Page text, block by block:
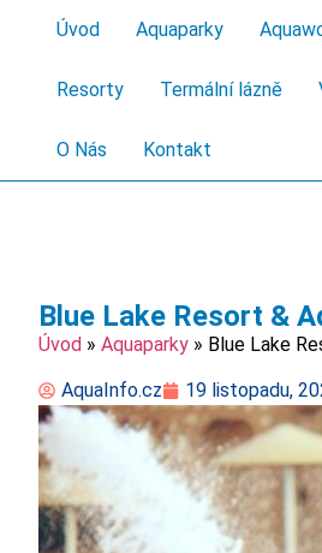
Úvod Aquaparky
Resorty Termální lázně
O Nás Kontakt
Blue Lake Resort &
Úvod » Aquaparky » Blue Lake
AquaInfo.cz 19 listopadu,